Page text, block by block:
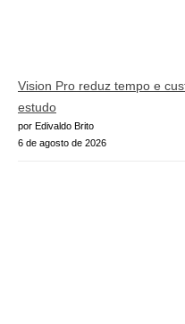
Vision Pro reduz tempo e
estudo
por Edivaldo Brito
6 de agosto de 2026